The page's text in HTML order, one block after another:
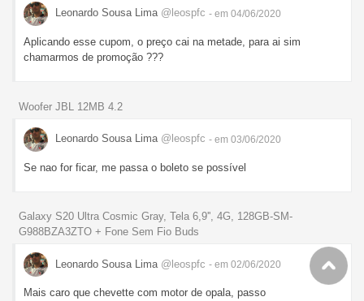
Leonardo Sousa Lima @leospfc - em 04/06/2020
Aplicando esse cupom, o preço cai na metade, para ai sim
chamarmos de promoção ???
Woofer JBL 12MB 4.2
Leonardo Sousa Lima @leospfc - em 03/06/2020
Se nao for ficar, me passa o boleto se possível
Galaxy S20 Ultra Cosmic Gray, Tela 6,9'', 4G, 128GB-SM-
G988BZA3ZTO + Fone Sem Fio Buds
Leonardo Sousa Lima @leospfc - em 02/06/2020
Mais caro que chevette com motor de opala, passo